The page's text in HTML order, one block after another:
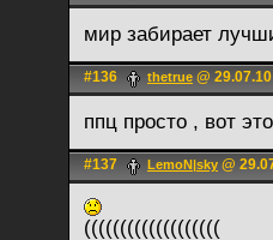
мир забирает
#136 thetrue @
ппц просто , вот
#137 LemoN|sky @
(((((((((((((((((((